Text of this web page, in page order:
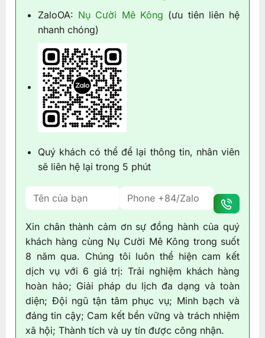
ZaloOA: Nụ Cười Mê Kông (ưu tiên liên hệ
nhanh chóng)
Quý khách có thể để lại thông tin, nhân viên
sẽ liên hệ lại trong 5 phút
Xin chân thành cảm ơn sự đồng hành của quý
khách hàng cùng Nụ Cười Mê Kông trong suốt
8 năm qua. Chúng tôi luôn thể hiện cam kết
dịch vụ với 6 giá trị: Trải nghiệm khách hàng
hoàn hảo; Giải pháp du lịch đa dạng và toàn
diện; Đội ngũ tận tâm phục vụ; Minh bạch và
đáng tin cậy; Cam kết bền vững và trách nhiệm
xã hội; Thành tích và uy tín được công nhận.